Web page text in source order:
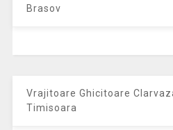
Brasov
Vrajitoare Ghicitoare
Timisoara